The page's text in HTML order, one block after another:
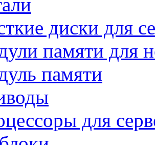
диски для
памяти для
памяти
для